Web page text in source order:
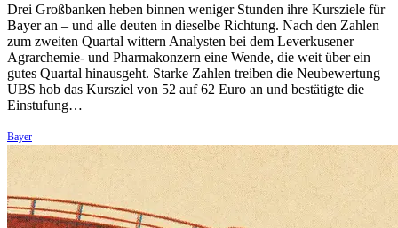
Drei Großbanken heben binnen weniger Stunden ihre Kursziele für
Bayer an – und alle deuten in dieselbe Richtung. Nach den Zahlen
zum zweiten Quartal wittern Analysten bei dem Leverkusener
Agrarchemie- und Pharmakonzern eine Wende, die weit über ein
gutes Quartal hinausgeht. Starke Zahlen treiben die Neubewertung
UBS hob das Kursziel von 52 auf 62 Euro an und bestätigte die
Einstufung…
Bayer